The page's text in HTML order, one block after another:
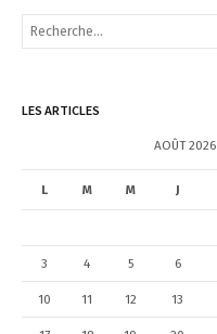
R
r
e
LES ARTICLES
AOÛT 2026
L M M J
3 4 5 6
10 11 12 13